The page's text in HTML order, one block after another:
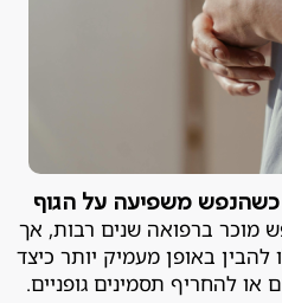
כשהנפש משפיעה על הגוף
מוכר ברפואה שנים רבות, אך
באופן מעמיק יותר כיצד
או להחריף תסמינים גופניים.